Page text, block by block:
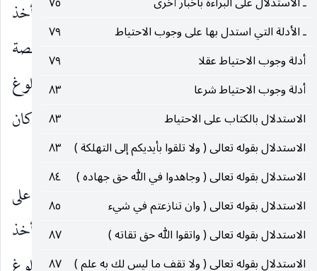
ـ الأدلة التي استدل بها على وجوب الاحتياط
٧٩
أدلة وجوب الاحتياط عقلا
٧٩
أدلة وجوب الاحتياط شرعا
٨٣
الاستدلال بالكتاب على الاحتياط
٨٣
الاستدلال بقوله تعالى ( ولا تلقوا بأيديكم إلى التهلكة ) ٨٣
الاستدلال بقوله تعالى ( وجاهدوا في الله حق جهاده )
٨٤
الاستدلال بقوله تعالى ( وان تنازعتم في شيء
٨٥
الاستدلال بقوله تعالى ( واتقوا الله حق تقاته )
٨٧
الاستدلال بقوله تعالى ( ولا تقف ما ليس لك به علم ) ٨٧
وهذا الكلام ان أريد به دعوى ان البلوغ بعد ان أخذ
بنحو التعليل لا بنحو التقييد فلا يختص العمل بالحصة
الانقيادية المتفرعة على البلوغ ففيه : ان مجرد أخذ البلوغ
في موضوع العمل يجعله متفرعا عليه ومقيدا به سواء كان
حيثية تعليلية أو تقييدية.
وان أريد دعوى ان ظاهر الاخبار ترتب الثواب على
نفس العمل لا بما انه قد بلغ عليه الثواب لأن البلوغ أخذ